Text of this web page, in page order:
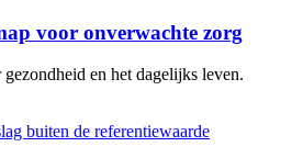
voor onverwachte zorg
en het dagelijks leven.